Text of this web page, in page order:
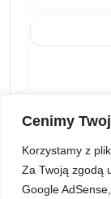
Cenimy
Korzystamy z
Za Twoją zgodą
Google